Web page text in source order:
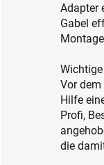
Adapter
Gabel
Vor
Hilfe
Profi,
die